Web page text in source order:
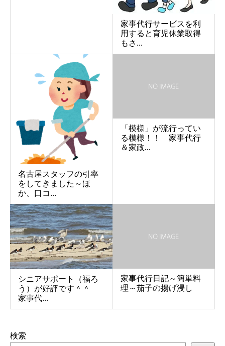
家事代行サービスを利
用すると育児休業取得
もさ...
名古屋スタッフの引率
をしてきました～ほ
か、口コ...
「模様」が流行ってい
る模様！！ 家事代行
＆家政...
シニアサポート（福ろ
う）が好評です＾＾
家事代...
家事代行日記～簡単料
理～茄子の揚げ浸し
検索